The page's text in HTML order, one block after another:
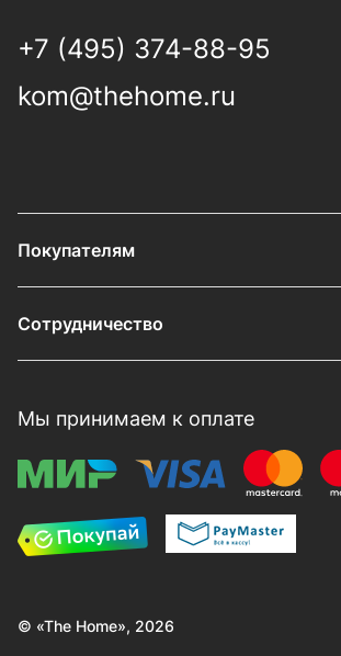
+7 (495) 374-88-95
kom@thehome.ru
Покупателям
Сотрудничество
Мы принимаем к оплате
© «The Home», 2026